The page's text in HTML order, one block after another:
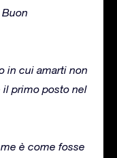
in cui amarti non
il primo posto nel
è come fosse